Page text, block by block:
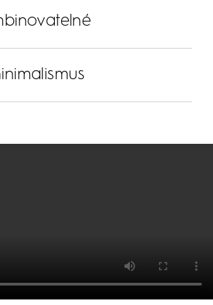
a jeho stěnový profil lze
design